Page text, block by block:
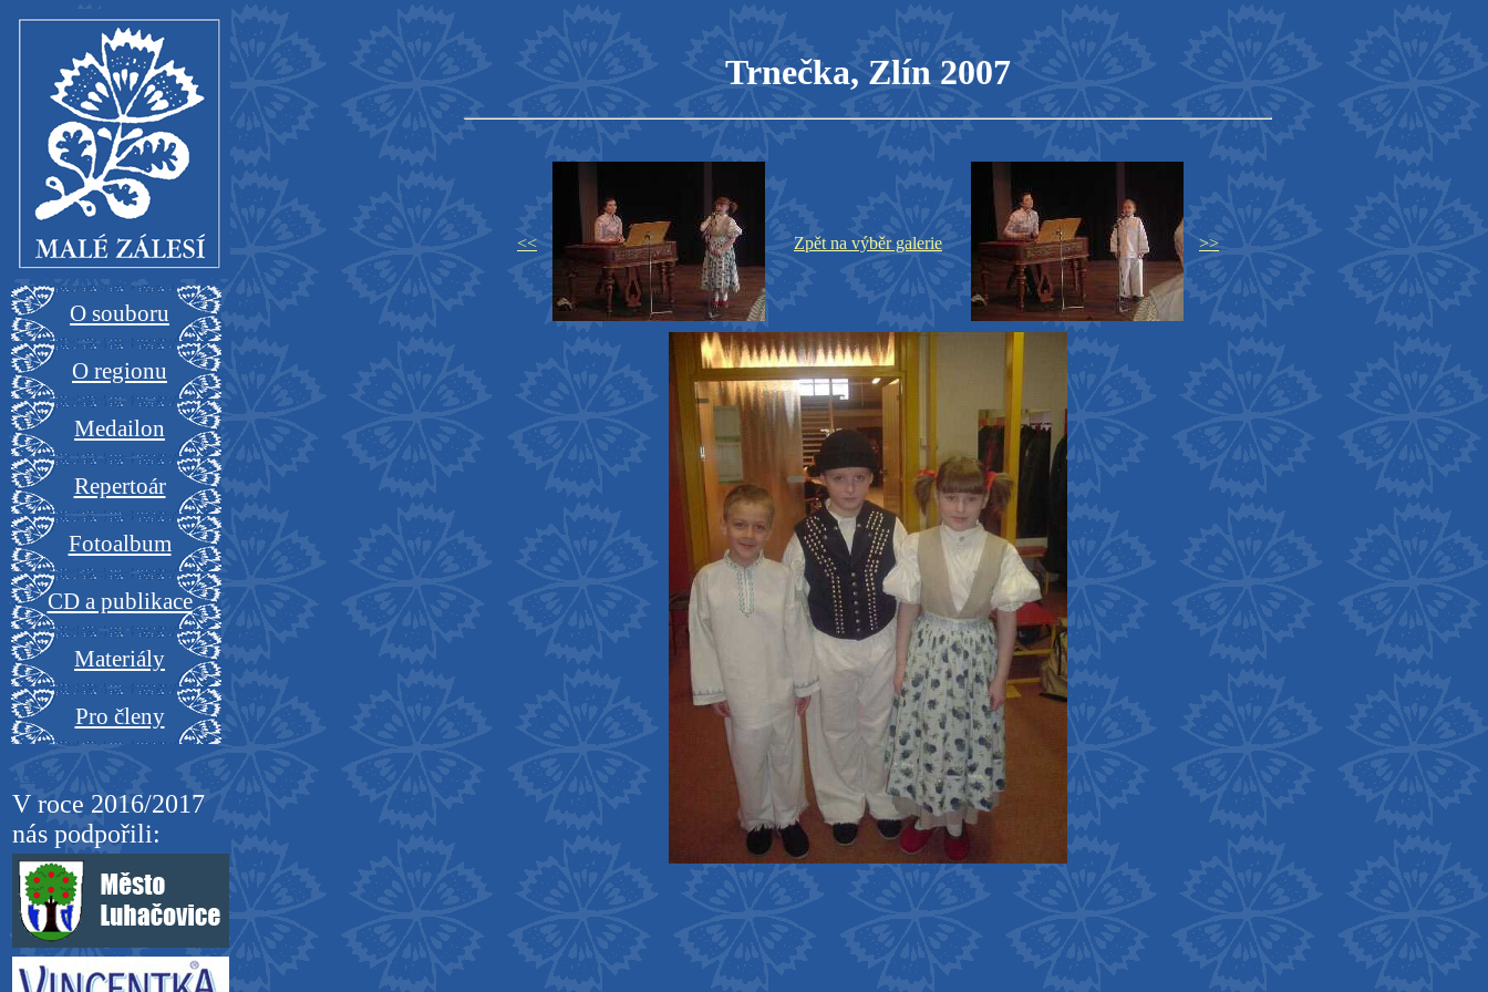
O souboru
O regionu
Medailon
Repertoár
Fotoalbum
CD a publikace
Materiály
Pro členy
V roce 2016/2017
nás podpořili:
Trnečka, Zlín 2007
<< Zpět na výběr galerie >>